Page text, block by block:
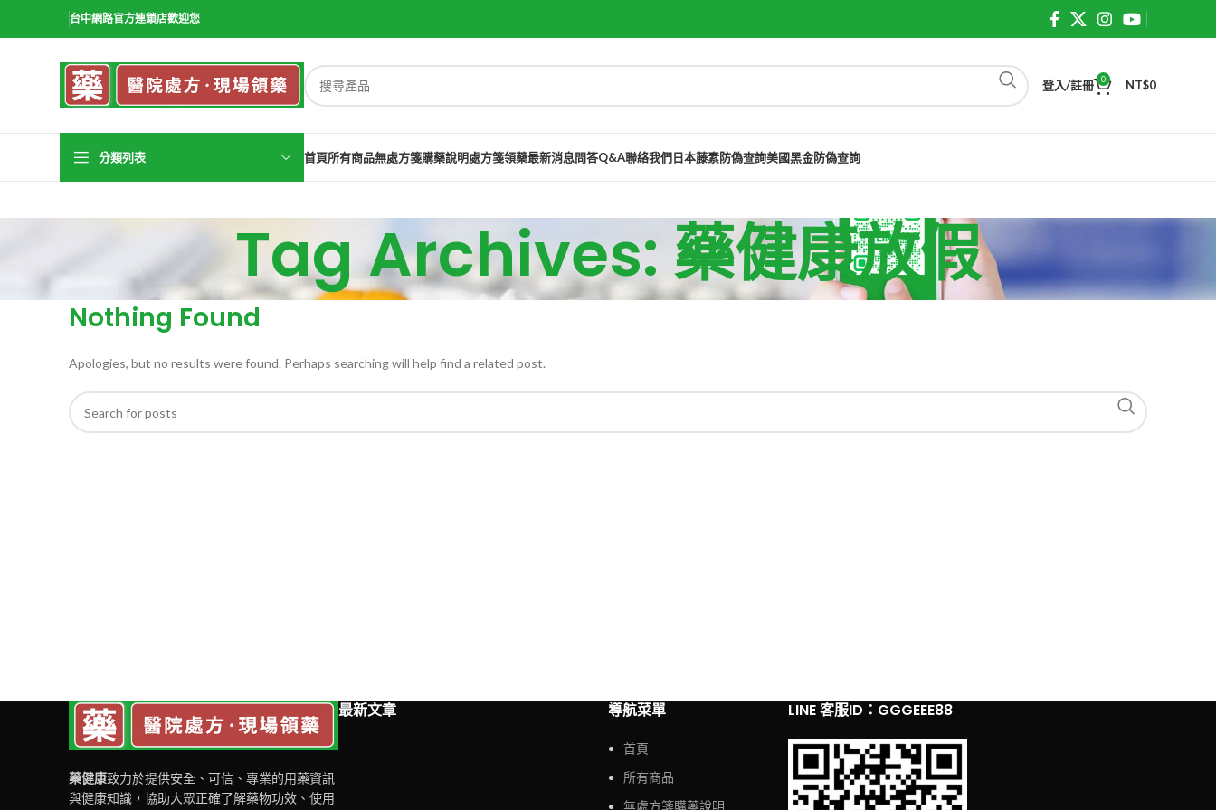
台中網路官方連鎖店歡迎您
登入/註冊 0 NT$0
分類列表 首頁所有商品無處方箋購藥說明處方箋領藥最新消息問答Q&A聯絡我們日本藤素防偽查詢美國黑金防偽查詢
Tag Archives: 藥健康放假
Nothing Found
Apologies, but no results were found. Perhaps searching will help find a related post.
藥健康致力於提供安全、可信、專業的用藥資訊
與健康知識，協助大眾正確了解藥物功效、使用
最新文章 導航菜單
首頁
所有商品
無處方箋購藥說明
LINE 客服ID：GGGEEE88